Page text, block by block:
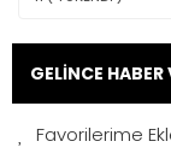
GELİNCE HABER